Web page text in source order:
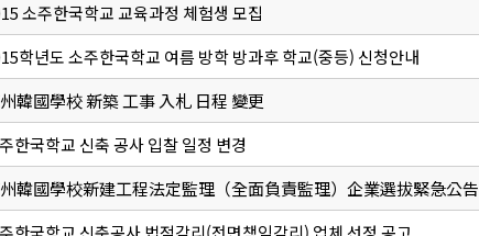
소주한국학교 교육과정 체험생 모집
학년도 소주한국학교 여름 방학 방과후 학교(중등) 신청안내
韓國學校 新築 工事 入札 日程 變更
한국학교 신축 공사 입찰 일정 변경
韓國學校新建工程法定監理（全面負責監理）企業選拔緊急公告